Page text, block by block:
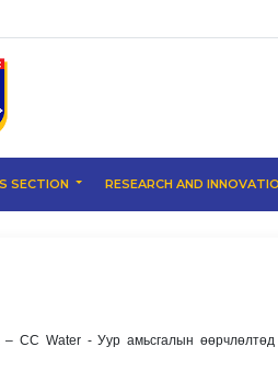
SECTION RESEARCH AND
CC Water - Уур амьсгалын өөрчлөлтөд